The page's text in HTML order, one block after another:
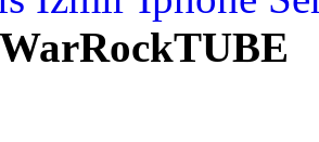
WarRockTUBE